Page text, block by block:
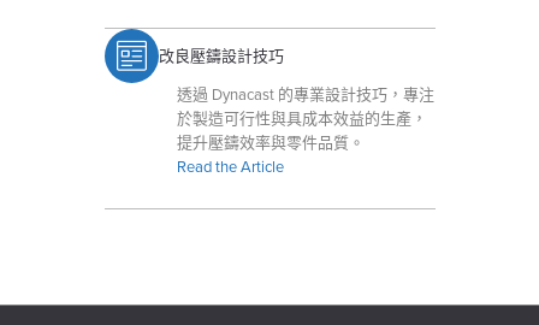
改良壓鑄設計技巧
透過 Dynacast 的專業設計技巧，專注
於製造可行性與具成本效益的生產，
提升壓鑄效率與零件品質。
Read the Article